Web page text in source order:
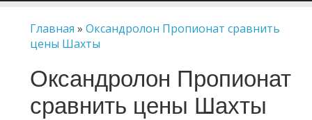
Главная »Оксандролон Пропионат сравнить
цены Шахты
Оксандролон Пропионат
сравнить цены Шахты